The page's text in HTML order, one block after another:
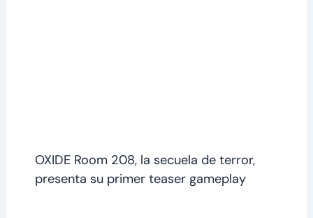
OXIDE Room 208, la secuela de terror,
presenta su primer teaser gameplay